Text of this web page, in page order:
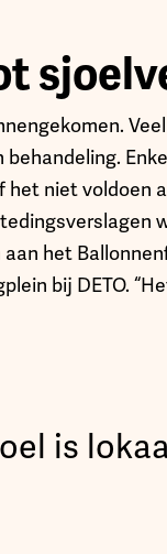
niet voldoen
het
bij DETO.
is